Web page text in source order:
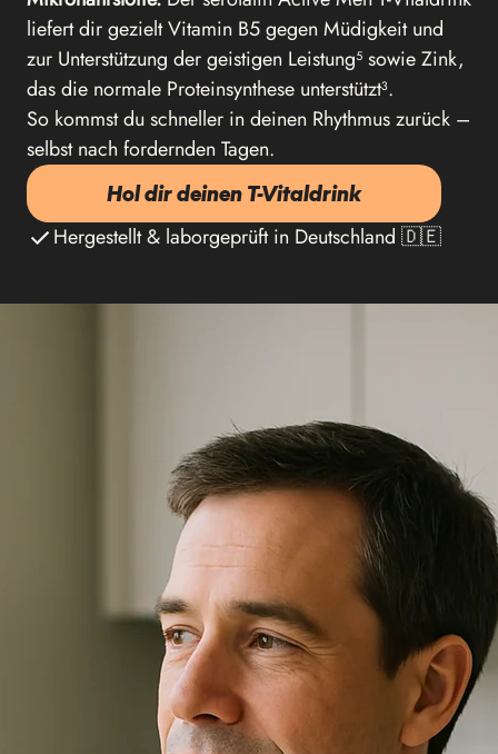
liefert dir gezielt Vitamin B5 gegen Müdigkeit und
zur Unterstützung der geistigen Leistung⁵ sowie Zink,
das die normale Proteinsynthese unterstützt³.
So kommst du schneller in deinen Rhythmus zurück –
selbst nach fordernden Tagen.
Hol dir deinen T-Vitaldrink
Hergestellt & laborgeprüft in Deutschland 🇩🇪